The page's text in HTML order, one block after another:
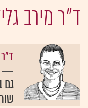
ד"ר מירב
גם